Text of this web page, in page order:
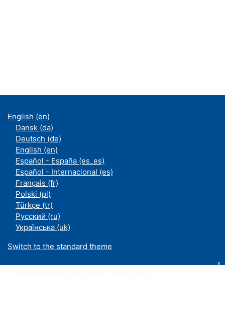
English ‎(en)‎
Dansk ‎(da)‎
Deutsch ‎(de)‎
English ‎(en)‎
Español - España ‎(es_es)‎
Español - Internacional ‎(es)‎
Français ‎(fr)‎
Polski ‎(pl)‎
Türkçe ‎(tr)‎
Русский ‎(ru)‎
Українська ‎(uk)‎
Switch to the standard theme